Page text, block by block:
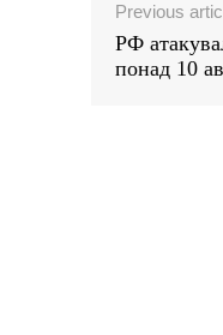
Previous
РФ
понад 10